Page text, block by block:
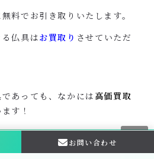
料でお引き取りいたします。
仏具はお買取り させていただ
あっても、なかには 高価買取
す！
合は、仏具は多ければ多いほど
・ 相談はこちらお問い合わせ